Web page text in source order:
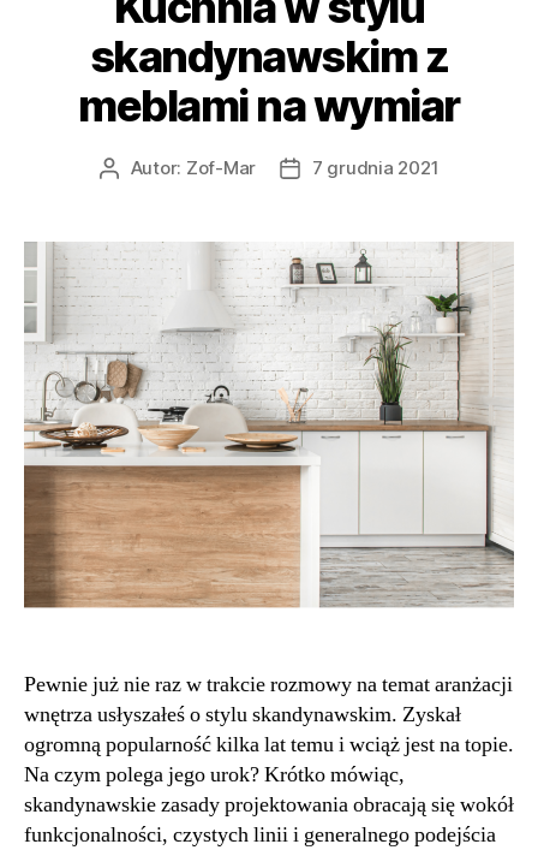
skandynawskim z
meblami na wymiar
AutorAutor: Zof-Mar
Data7 grudnia 2021
Pewnie już nie raz w trakcie rozmowy na temat aranżacji
wnętrza usłyszałeś o stylu skandynawskim. Zyskał
ogromną popularność kilka lat temu i wciąż jest na topie.
Na czym polega jego urok? Krótko mówiąc,
skandynawskie zasady projektowania obracają się wokół
funkcjonalności, czystych linii i generalnego podejścia